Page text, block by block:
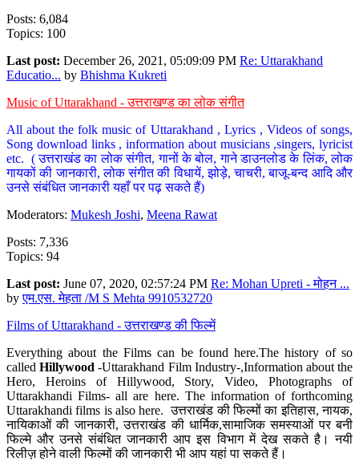
Posts: 6,084
Topics: 100
Last post: December 26, 2021, 05:09:09 PM Re: Uttarakhand
Educatio... by Bhishma Kukreti
Music of Uttarakhand - उत्तराखण्ड का लोक संगीत
All about the folk music of Uttarakhand , Lyrics , Videos of songs,
Song download links , information about musicians ,singers, lyricist
etc. ( उत्तराखंड का लोक संगीत, गानों के बोल, गाने डाउनलोड के लिंक, लोक
गायकों की जानकारी, लोक संगीत की विधायें, झोड़े, चाचरी, बाजू-बन्द आदि और
उनसे संबंधित जानकारी यहाँ पर पढ़ सकते हैं)
Moderators: Mukesh Joshi, Meena Rawat
Posts: 7,336
Topics: 94
Last post: June 07, 2020, 02:57:24 PM Re: Mohan Upreti - मोहन ...
byएम.एस. मेहता /M S Mehta 9910532720
Films of Uttarakhand - उत्तराखण्ड की फिल्में
Everything about the Films can be found here.The history of so
calledHillywood-Uttarakhand Film Industry-,Information about the
Hero, Heroins of Hillywood, Story, Video, Photographs of
Uttarakhandi Films- all are here. The information of forthcoming
Uttarakhandi films is also here. उत्तराखंड की फिल्मों का इतिहास, नायक,
नायिकाओं की जानकारी, उत्तराखंड की धार्मिक,सामाजिक समस्याओं पर बनी
फिल्मे और उनसे संबंधित जानकारी आप इस विभाग में देख सकते है। नयी
रिलीज़ होने वाली फिल्मों की जानकारी भी आप यहां पा सकते हैं।